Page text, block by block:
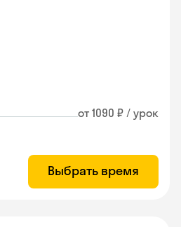
от 1090 ₽ / урок
Выбрать время